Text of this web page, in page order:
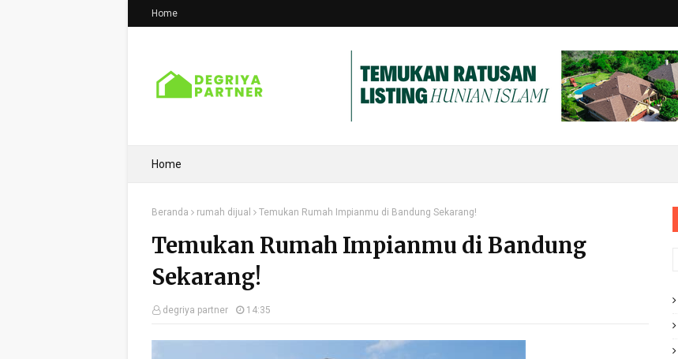
Home
Home
Beranda rumah dijual Temukan Rumah Impianmu di Bandung Sekarang!
Temukan Rumah Impianmu di Bandung
Sekarang!
degriya partner 14:35